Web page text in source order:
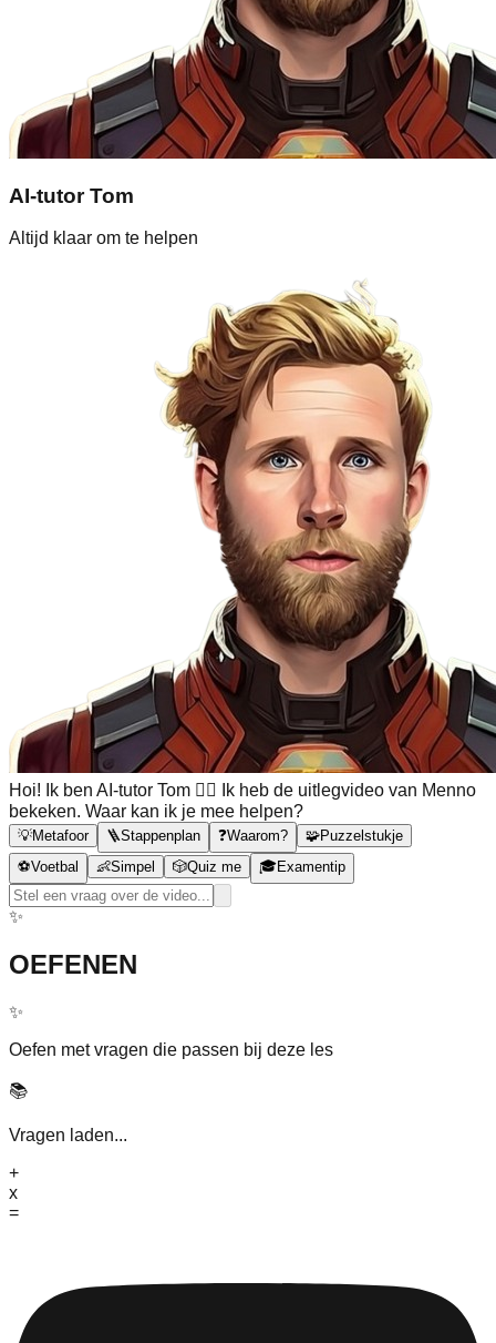
AI-tutor Tom
Altijd klaar om te helpen
Hoi! Ik ben AI-tutor Tom 🙋‍♂️ Ik heb de uitlegvideo van Menno
bekeken. Waar kan ik je mee helpen?
💡Metafoor 🪜Stappenplan ❓Waarom? 🧩Puzzelstukje
⚽Voetbal 👶Simpel 🎲Quiz me 🎓Examentip
✨
OEFENEN
✨
Oefen met vragen die passen bij deze les
📚
Vragen laden...
+
x
=